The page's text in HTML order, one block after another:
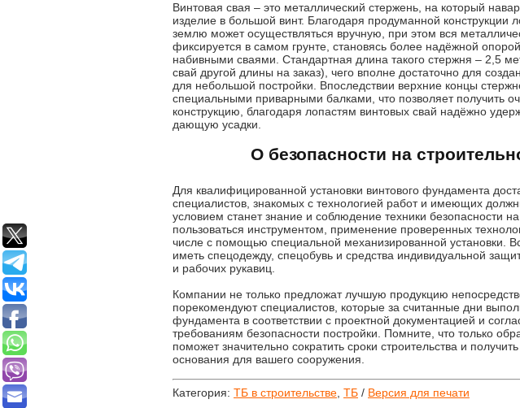
Винтовая свая – это металлический стержень, на который
изделие в большой винт. Благодаря продуманной конструкции
землю может осуществляться вручную, при этом вся
фиксируется в самом грунте, становясь более надёжной
набивными сваями. Стандартная длина такого стержня – 2,5
свай другой длины на заказ), чего вполне достаточно для
для небольшой постройки. Впоследствии верхние концы
специальными приварными балками, что позволяет получить
конструкцию, благодаря лопастям винтовых свай надёжно
дающую усадки.
О безопасности на
Для квалифицированной установки винтового фундамента
специалистов, знакомых с технологией работ и имеющих
условием станет знание и соблюдение техники безопасности
пользоваться инструментом, применение проверенных
числе с помощью специальной механизированной установки.
иметь спецодежду, спецобувь и средства индивидуальной
и рабочих рукавиц.
Компании не только предложат лучшую продукцию
порекомендуют специалистов, которые за считанные дни
фундамента в соответствии с проектной документацией и
требованиям безопасности постройки. Помните, что только
поможет значительно сократить сроки строительства и
основания для вашего сооружения.
Категория: ТБ в строительстве ТБ / Версия для печати